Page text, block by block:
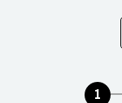
1